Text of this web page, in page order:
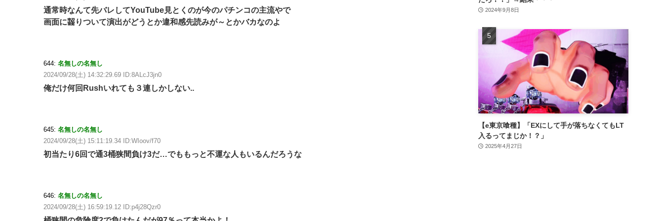
通常時なんて先バレしてYouTube見とくのが今のパチンコの主流やで
画面に齧りついて演出がどうとか違和感先読みが～とかバカなのよ
644: 名無しの名無し
2024/09/28(土) 14:32:29.69 ID:8ALcJ3jn0
俺だけ何回Rushいれても３連しかしない..
645: 名無しの名無し
2024/09/28(土) 15:11:19.34 ID:WIoov/f70
初当たり6回で通3桶狭間負け3だ…でももっと不運な人もいるんだろうな
646: 名無しの名無し
2024/09/28(土) 16:59:19.12 ID:p4j28Qzr0
2024年9月8日
【e東京喰種】「EXにして手が落ちなくてもLT
入るってまじか！？」
2025年4月27日